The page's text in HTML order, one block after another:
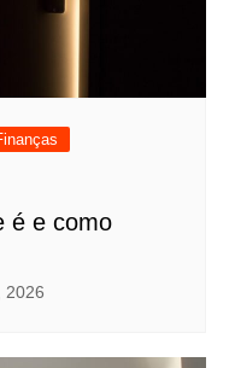
é e como
2026